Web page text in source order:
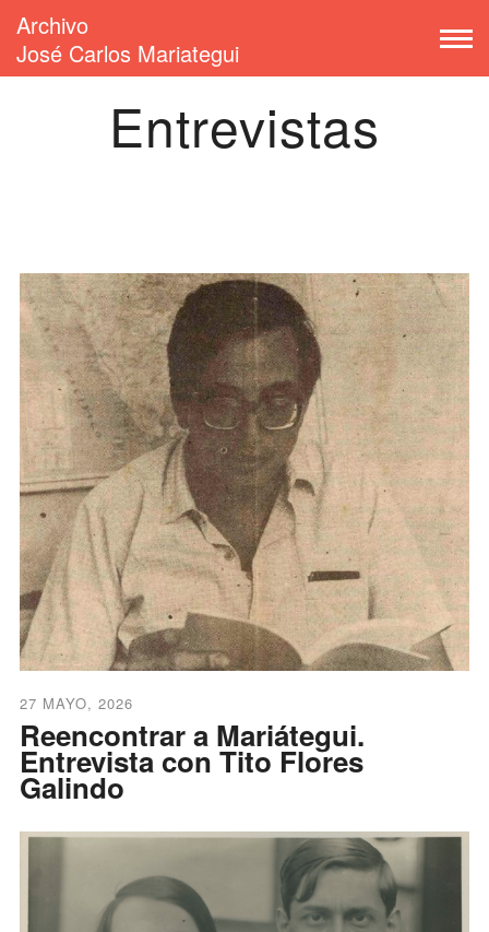
Archivo
José Carlos Mariategui
Entrevistas
27 MAYO, 2026
Reencontrar a Mariátegui.
Entrevista con Tito Flores
Galindo